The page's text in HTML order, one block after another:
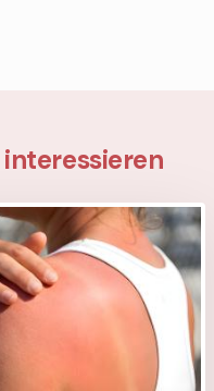
interessieren